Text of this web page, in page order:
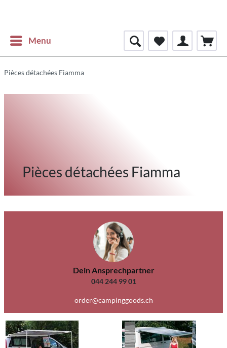
Menu
Pièces détachées Fiamma
Pièces détachées Fiamma
Dein Ansprechpartner
044 244 99 01
order@campinggoods.ch